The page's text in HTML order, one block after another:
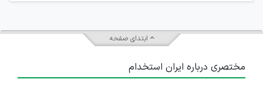
ابتدای صفحه
مختصری درباره ایران استخدام